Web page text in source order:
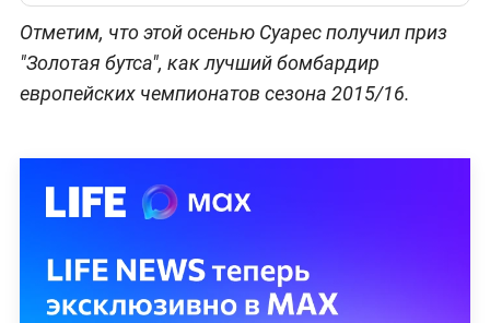
Отметим, что этой осенью Суарес получил приз
"Золотая бутса", как лучший бомбардир
европейских чемпионатов сезона 2015/16.